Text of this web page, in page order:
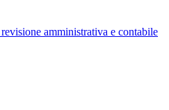
amministrativa e contabile